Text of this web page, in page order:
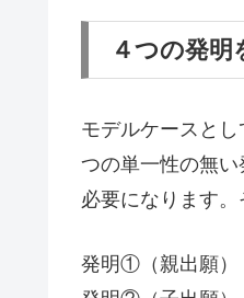
４つの発
モデルケースと
つの単一性の無
必要になります
発明①（親出願）